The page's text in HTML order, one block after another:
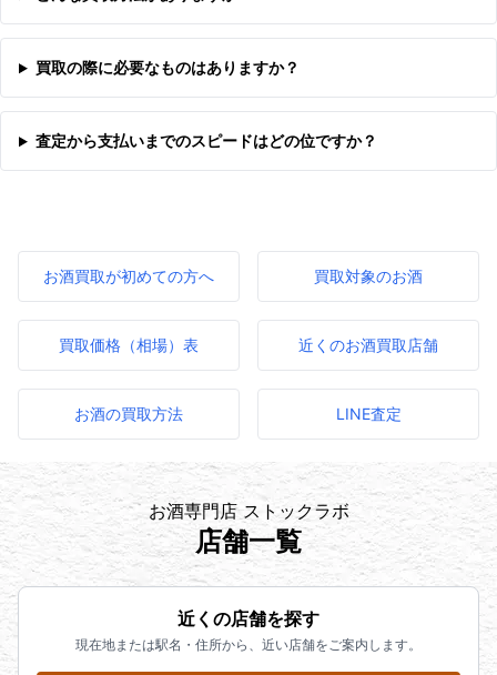
買取の際に必要なものはありますか？
査定から支払いまでのスピードはどの位ですか？
お酒買取が初めての方へ 買取対象のお酒
買取価格（相場）表 近くのお酒買取店舗
お酒の買取方法 LINE査定
お酒専門店 ストックラボ
店舗一覧
近くの店舗を探す
現在地または駅名・住所から、近い店舗をご案内します。